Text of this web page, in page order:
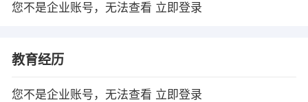
您不是企业账号，无法查看 立即登录
教育经历
您不是企业账号，无法查看 立即登录